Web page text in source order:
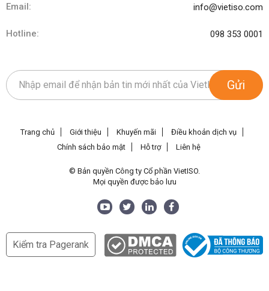
Email: info@vietiso.com
Hotline: 098 353 0001
Gửi
Trang chủ Giới thiệu Khuyến mãi
Điều khoản dịch vụ
Chính sách bảo mật
Hỗ trợ Liên hệ
© Bản quyền Công ty Cổ phần VietISO.
Mọi quyền được bảo lưu
Kiểm tra Pagerank